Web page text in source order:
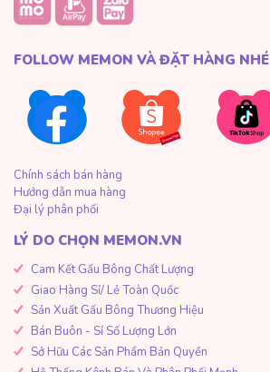
FOLLOW MEMON VÀ ĐẶT HÀNG NHÉ
Chính sách bán hàng
Hướng dẫn mua hàng
Đại lý phân phối
LÝ DO CHỌN MEMON.VN
Cam Kết Gấu Bông Chất Lượng
Giao Hàng Sỉ/ Lẻ Toàn Quốc
Sản Xuất Gấu Bông Thương Hiệu
Bán Buôn - Sỉ Số Lượng Lớn
Sở Hữu Các Sản Phẩm Bản Quyền